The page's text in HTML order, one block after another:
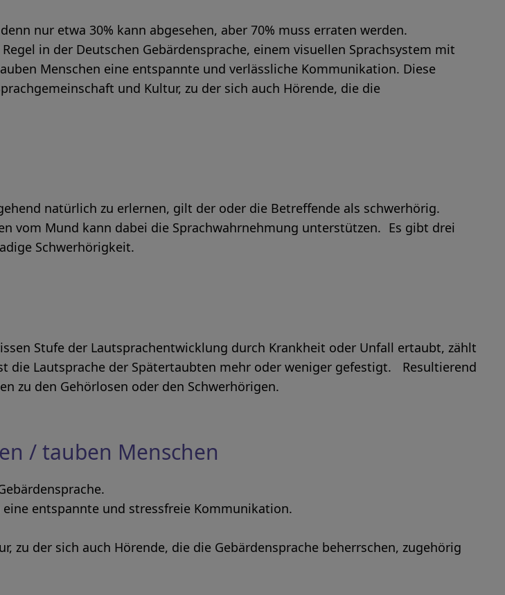
nur etwa 30% kann abgesehen, aber 70% muss erraten werden.
in der Deutschen Gebärdensprache, einem visuellen Sprachsystem mit
Menschen eine entspannte und verlässliche Kommunikation. Diese
und Kultur, zu der sich auch Hörende, die die
natürlich zu erlernen, gilt der oder die Betreffende als schwerhörig.
vom Mund kann dabei die Sprachwahrnehmung unterstützen. Es gibt drei
Schwerhörigkeit.
Stufe der Lautsprachentwicklung durch Krankheit oder Unfall ertaubt, zählt
die Lautsprache der Spätertaubten mehr oder weniger gefestigt. Resultierend
zu den Gehörlosen oder den Schwerhörigen.
/ tauben Menschen
entspannte und stressfreie Kommunikation.
zu der sich auch Hörende, die die Gebärdensprache beherrschen, zugehörig